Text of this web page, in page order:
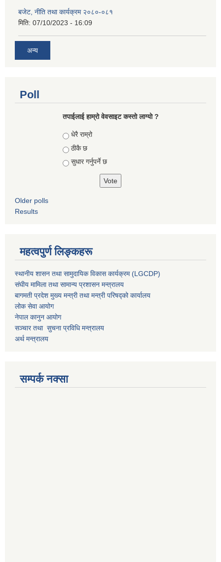
बजेट, नीति तथा कार्यक्रम २०८०-०८१
मिति: 07/10/2023 - 16:09
अन्य
Poll
तपाईलाई हाम्रो वेवसाइट कस्ताे लाग्याे ?
Choices
धेरै राम्रो
ठीकै छ
सुधार गर्नुपर्ने छ
Older polls
Results
महत्वपुर्ण लिङ्कहरू
स्थानीय शासन तथा सामुदायिक विकास कार्यक्रम (LGCDP)
संघीय मामिला तथा सामान्य प्रशासन मन्त्रालय
बागमती प्रदेश मुख्य मन्त्री तथा मन्त्री परिषद्को कार्यालय
लोक सेवा आयोग
नेपाल कानुन आयोग
सञ्चार तथा सुचना प्रविधि मन्त्रालय
अर्थ मन्त्रालय
सम्पर्क नक्सा